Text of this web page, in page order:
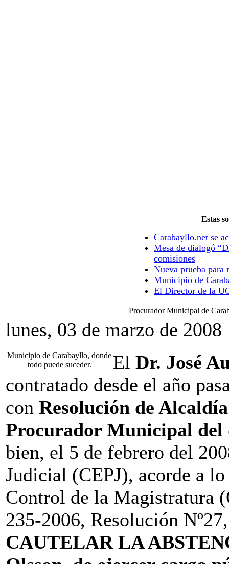
Estas
Carabayllo.net se
Mesa de dialogó
comisiones
Nueva prueba para
Municipio de
El Director de la
Procurador Municipal de
lunes, 03 de marzo de 2008
Municipio de Carabayllo, donde
todo puede suceder.
El Dr. José
contratado desde el año
con Resolución de
Procurador Municipal
bien, el 5 de febrero del
Judicial (CEPJ), acorde a
Control de la Magistratura
235-2006, Resolución
CAUTELAR LA